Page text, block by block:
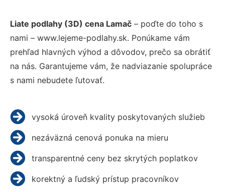
Liate podlahy (3D) cena Lamač – poďte do toho s
nami – www.lejeme-podlahy.sk. Ponúkame vám
prehľad hlavných výhod a dôvodov, prečo sa obrátiť
na nás. Garantujeme vám, že nadviazanie spolupráce
s nami nebudete ľutovať.
vysoká úroveň kvality poskytovaných služieb
nezáväzná cenová ponuka na mieru
transparentné ceny bez skrytých poplatkov
korektný a ľudský prístup pracovníkov